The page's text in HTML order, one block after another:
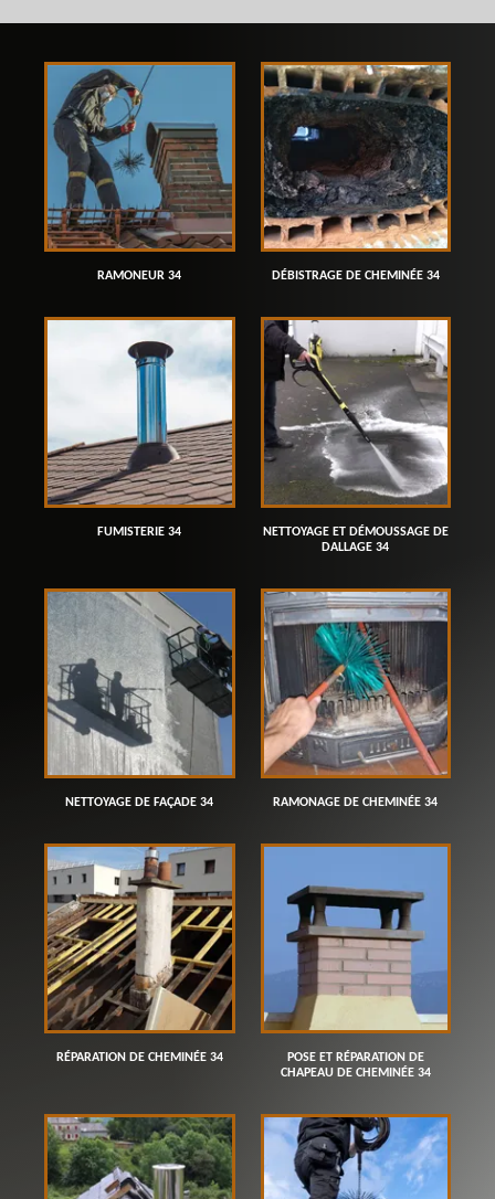
RAMONEUR 34 DÉBISTRAGE DE CHEMINÉE 34
FUMISTERIE 34
NETTOYAGE ET DÉMOUSSAGE DE
DALLAGE 34
NETTOYAGE DE FAÇADE 34 RAMONAGE DE CHEMINÉE 34
RÉPARATION DE CHEMINÉE 34
POSE ET RÉPARATION DE
CHAPEAU DE CHEMINÉE 34